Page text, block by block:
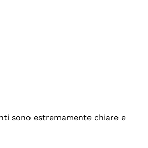
sono estremamente chiare e